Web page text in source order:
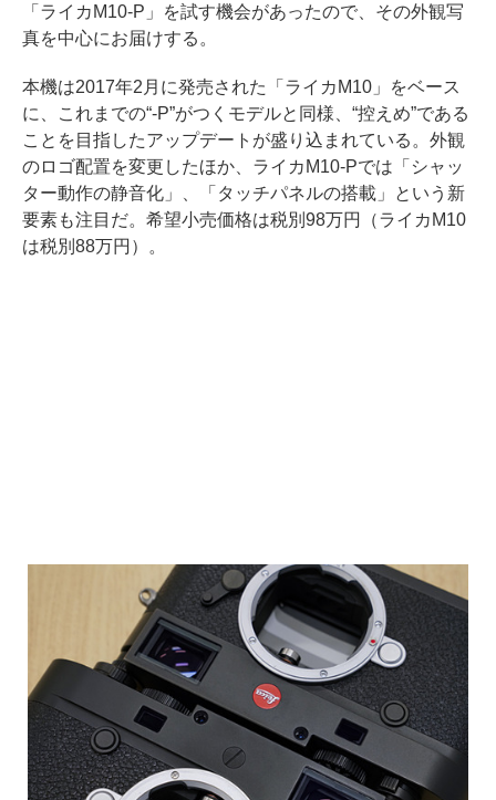
「ライカM10-P」を試す機会があったので、その外観写
真を中心にお届けする。
本機は2017年2月に発売された「ライカM10」をベース
に、これまでの“-P”がつくモデルと同様、“控えめ”である
ことを目指したアップデートが盛り込まれている。外観
のロゴ配置を変更したほか、ライカM10-Pでは「シャッ
ター動作の静音化」、「タッチパネルの搭載」という新
要素も注目だ。希望小売価格は税別98万円（ライカM10
は税別88万円）。